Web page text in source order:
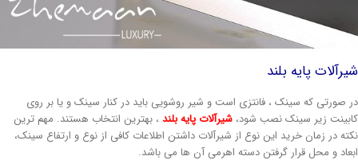
پایه بلند
صورتی که سینک ، فانتزی است و شیر روشویی باید در کنار سینک و یا بر روی
زیر سینک نصب شود، شیرآلات پایه بلند، بهترین انتخاب هستند. مهم ترین
در زمان خرید این نوع از شیرآلات داشتن اطلاعات کافی از نوع و ارتفاع سینک،
و محل قرار گرفتن دسته اهرمی آن ها می باشد.